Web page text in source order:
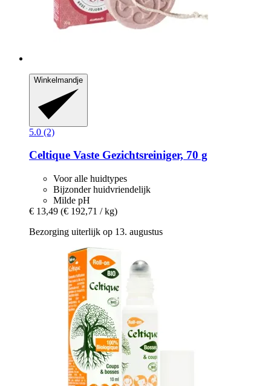
Winkelmandje
5.0 (2)
Celtique Vaste Gezichtsreiniger, 70 g
Voor alle huidtypes
Bijzonder huidvriendelijk
Milde pH
€ 13,49 (€ 192,71 / kg)
Bezorging uiterlijk op 13. augustus